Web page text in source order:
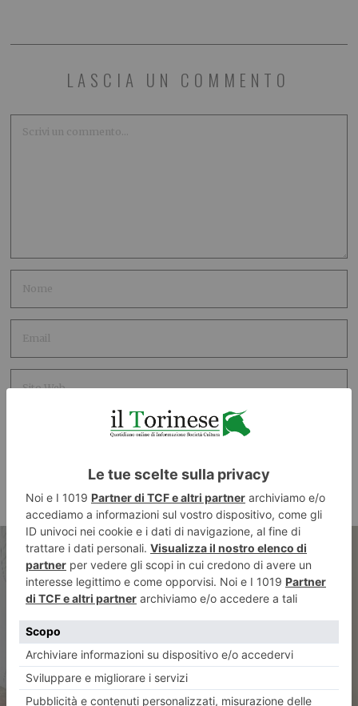
LASCIA UN COMMENTO
ARTICOLO PRECEDENTE
Nucleo Carabinieri Tutela
Patrimonio Culturale di Torino
sequestra 250 opere false di